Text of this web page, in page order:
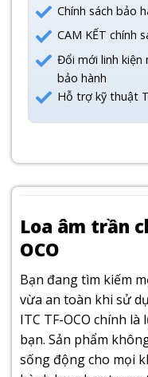
Chính sách bảo
CAM KẾT chính
Đổi mới linh
bảo hành
Hỗ trợ kỹ thuật
Loa âm trần
OCO
Bạn đang tìm kiếm
vừa an toàn khi sử
ITC TF-OCO chính
bạn. Sản phẩm
sống động cho mọi